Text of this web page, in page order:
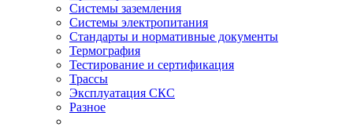
Системы заземления
Системы электропитания
Стандарты и нормативные документы
Термография
Тестирование и сертификация
Трассы
Эксплуатация СКС
Разное